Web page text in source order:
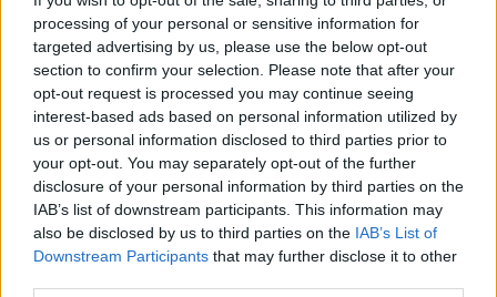
processing of your personal or sensitive information for
targeted advertising by us, please use the below opt-out
section to confirm your selection. Please note that after your
opt-out request is processed you may continue seeing
interest-based ads based on personal information utilized by
us or personal information disclosed to third parties prior to
your opt-out. You may separately opt-out of the further
disclosure of your personal information by third parties on the
IAB’s list of downstream participants. This information may
also be disclosed by us to third parties on the IAB’s List of
Downstream Participants that may further disclose it to other
ANNONS
Fortfarande är dock många ensamkommande
flyktingbarn i behov av ett organiserat skydd, och
många av dem är lätta offer för kidnappare eftersom de
saknar sina vårdnadshavare.
Endast en bråkdel av alla barn som anlänt har fått